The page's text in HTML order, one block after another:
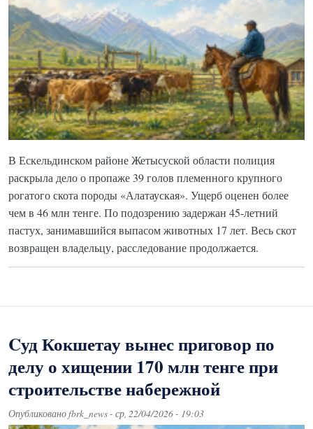
В Ескельдинском районе Жетысуской области полиция
раскрыла дело о пропаже 39 голов племенного крупного
рогатого скота породы «Алатауская». Ущерб оценен более
чем в 46 млн тенге. По подозрению задержан 45-летний
пастух, занимавшийся выпасом животных 17 лет. Весь скот
возвращен владельцу, расследование продолжается.
Cуд Кокшетау вынес приговор по
делу о хищении 170 млн тенге при
строительстве набережной
Опубликованоfbrk_news- ср, 22/04/2026 - 19:03